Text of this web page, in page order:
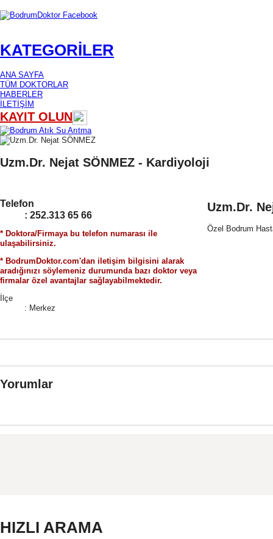
KATEGORİLER
ANA SAYFA
TÜM DOKTORLAR
HABERLER
İLETİŞİM
KAYIT OLUN
Uzm.Dr. Nejat SÖNMEZ - Kardiyoloji
Telefon
: 252.313 65 66
* Doktora/Firmaya bu telefon numarası ile
ulaşabilirsiniz.
* BodrumDoktor.com'dan iletişim bilgisini alarak
aradığınızı söylemeniz durumunda bazı doktor veya
firmalar özel avantajlar sağlayabilmektedir.
İlçe
: Merkez
Uzm.Dr.
Özel Bodrum
Yorumlar
HIZLI ARAMA